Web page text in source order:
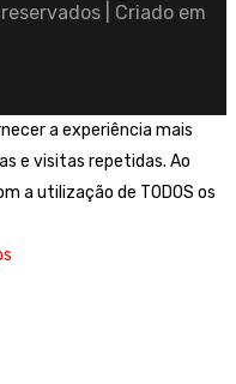
| Criado em
a experiência mais
e visitas repetidas. Ao
a utilização de TODOS os